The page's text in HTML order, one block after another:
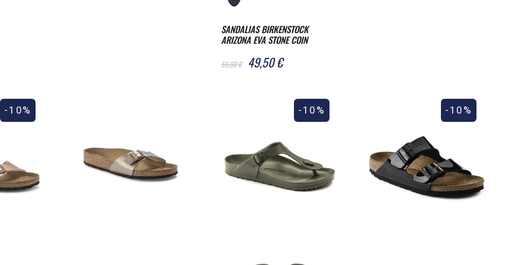
SANDALIAS BIRKENSTOCK
ARIZONA EVA STONE COIN
55,00 € 49,50 €
-10% -10% -10%